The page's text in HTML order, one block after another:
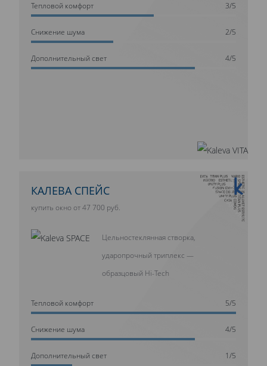
Тепловой комфорт 3/5
Cнижение шума 2/5
Дополнительный свет 4/5
10 ЛЕТ ГАРАНТИИ
КАЛЕВА СПЕЙС
купить окно от 47 700 руб.
Цельностеклянная створка,
ударопрочный триплекс —
образцовый Hi-Tech
Тепловой комфорт 5/5
Cнижение шума 4/5
Дополнительный свет 1/5